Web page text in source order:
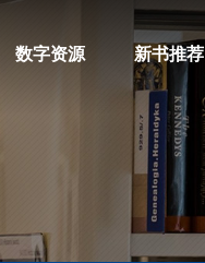
数字资源 新书推荐